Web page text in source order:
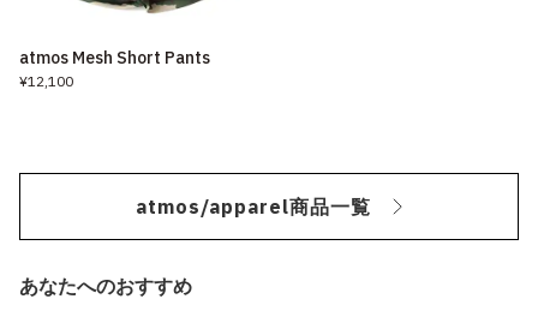
atmos Mesh Short Pants
¥12,100
atmos/apparel商品一覧
あなたへのおすすめ